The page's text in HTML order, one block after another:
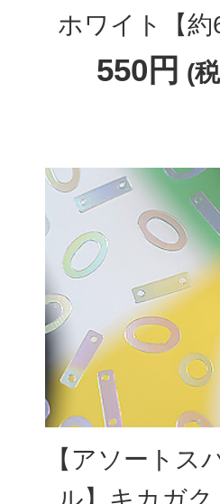
ホワイト【約
550円 (
【アソートス